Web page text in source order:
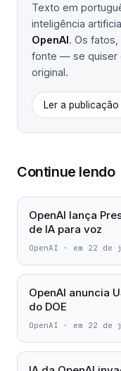
Texto em
inteligência
OpenAI. Os
fonte — se quiser
original.
Ler a
Continue lendo
OpenAI lança
de IA para voz
OpenAI · em 22 de
OpenAI anuncia
do DOE
OpenAI · em 22 de